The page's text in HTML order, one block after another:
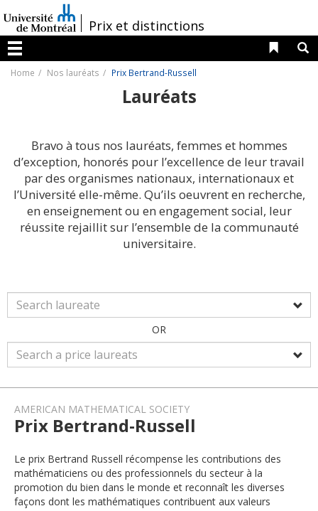
au
contenu
/Prix et distinctions
Menu
Liens
Home Nos lauréats Prix Bertrand-Russell
Lauréats
Bravo à tous nos lauréats, femmes et hommes
d’exception, honorés pour l’excellence de leur travail
par des organismes nationaux, internationaux et
l’Université elle-même. Qu’ils oeuvrent en recherche,
en enseignement ou en engagement social, leur
réussite rejaillit sur l’ensemble de la communauté
universitaire.
OR
AMERICAN MATHEMATICAL SOCIETY
Prix Bertrand-Russell
Le prix Bertrand Russell récompense les contributions des
mathématiciens ou des professionnels du secteur à la
promotion du bien dans le monde et reconnaît les diverses
façons dont les mathématiques contribuent aux valeurs